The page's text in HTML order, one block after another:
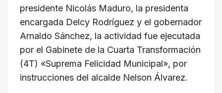
presidente Nicolás Maduro, la presidenta
encargada Delcy Rodríguez y el gobernador
Arnaldo Sánchez, la actividad fue ejecutada
por el Gabinete de la Cuarta Transformación
(4T) «Suprema Felicidad Municipal», por
instrucciones del alcalde Nelson Álvarez.